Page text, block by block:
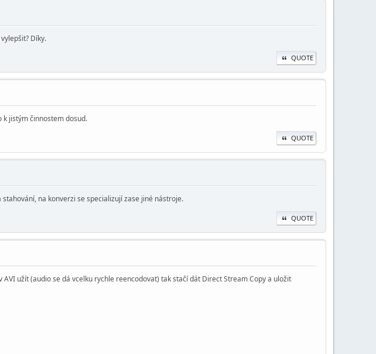
Díky.
QUOTE
k jistým činnostem dosud.
QUOTE
na konverzi se specializují zase jiné nástroje.
QUOTE
užít (audio se dá vcelku rychle reencodovat) tak stačí dát Direct Stream Copy a uložit